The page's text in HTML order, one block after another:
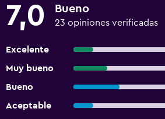
7,0 Bueno
23 opiniones verificadas
Excelente
Muy bueno
Bueno
Aceptable